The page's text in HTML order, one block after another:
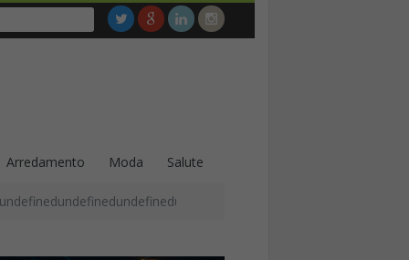
Arredamento Moda Salute